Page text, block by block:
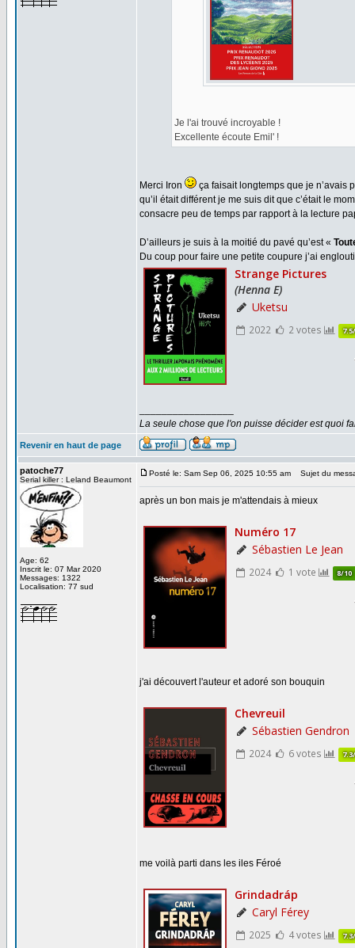
Je l'ai trouvé incroyable !
Excellente écoute Emil' !
Merci Iron
ça faisait longtemps que je n’avais
qu’il était différent je me suis dit que c’était le
consacre peu de temps par rapport à la lecture
D’ailleurs je suis à la moitié du pavé qu’est «
Du coup pour faire une petite coupure j’ai
La seule chose que l'on puisse décider est quoi
Revenir en haut de page
patoche77
Serial killer : Leland Beaumont
Age: 62
Inscrit le: 07 Mar 2020
Messages: 1322
Localisation: 77 sud
Posté le: Sam Sep 06, 2025 10:55 am Sujet du
après un bon mais je m'attendais à mieux
j'ai découvert l'auteur et adoré son bouquin
me voilà parti dans les iles Féroé